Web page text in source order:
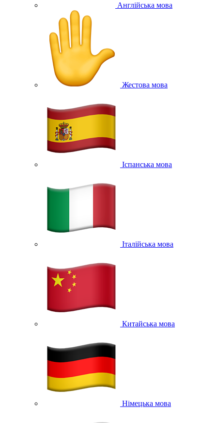
Англійська мова
Жестова мова
Іспанська мова
Італійська мова
Китайська мова
Німецька мова